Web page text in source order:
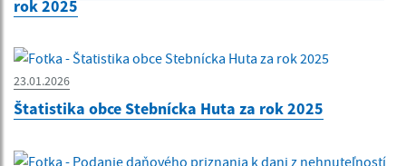
rok 2025
23.01.2026
Štatistika obce Stebnícka Huta za rok 2025